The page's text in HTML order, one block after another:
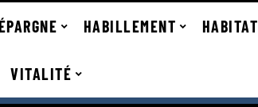
HABILLEMENT HABITAT
VITALITÉ